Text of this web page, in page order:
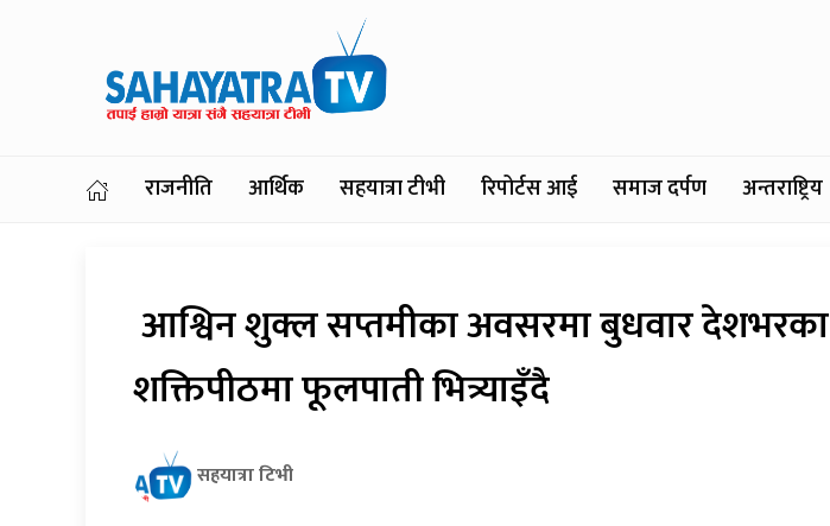
राजनीति आर्थिक सहयात्रा टीभी रिपोर्टस आई समाज दर्पण अन्तराष्ट्रिय
आश्विन शुक्ल सप्तमीका अवसरमा बुधवार देशभरका
शक्तिपीठमा फूलपाती भित्र्याइँदै
सहयात्रा टिभी